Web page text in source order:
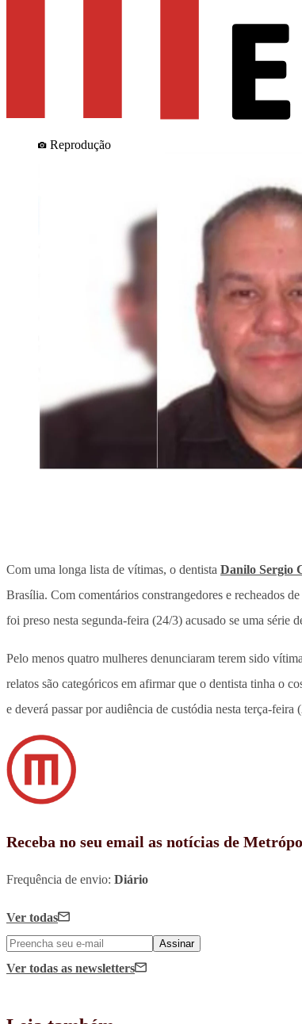
Reprodução
Com uma longa lista de vítimas, o dentista Danilo Sergio
Brasília. Com comentários constrangedores e recheados
foi preso nesta segunda-feira (24/3) acusado se uma série
Pelo menos quatro mulheres denunciaram terem sido
relatos são categóricos em afirmar que o dentista tinha o
e deverá passar por audiência de custódia nesta terça-feira
Receba no seu email as notícias de
Frequência de envio: Diário
Ver todas
Assinar
Ver todas as newsletters